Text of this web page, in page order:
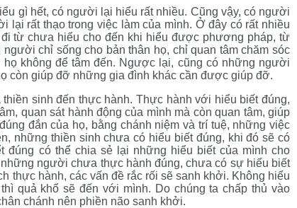
gì hết, có người lại hiểu rất nhiều. Cũng vậy, có người
lại rất thạo trong việc làm của mình. Ở đây có rất nhiều
từ chưa hiểu cho đến khi hiểu được phương pháp, từ
chỉ sống cho bản thân họ, chỉ quan tâm chăm sóc
không để tâm đến. Ngược lại, cũng có những người
còn giúp đỡ những gia đình khác cần được giúp đỡ.
sinh đến thực hành. Thực hành với hiểu biết đúng,
quan sát hành động của mình mà còn quan tâm, giúp
đắn của họ, bằng chánh niệm và trí tuệ, những việc
những thiền sinh chưa có hiểu biết đúng, khi đó sẽ có
có thể chia sẻ lại những hiểu biết của mình cho
người chưa thực hành đúng, chưa có sự hiểu biết
thực hành, các vấn đề rắc rối sẽ sanh khởi. Không hiểu
quả khổ sẽ đến với mình. Do chúng ta chấp thủ vào
chánh nên phiền não sanh khởi.